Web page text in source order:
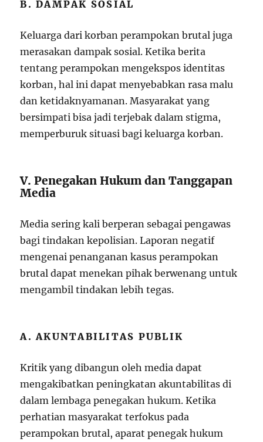
B. DAMPAK SOSIAL
Keluarga dari korban perampokan brutal juga
merasakan dampak sosial. Ketika berita
tentang perampokan mengekspos identitas
korban, hal ini dapat menyebabkan rasa malu
dan ketidaknyamanan. Masyarakat yang
bersimpati bisa jadi terjebak dalam stigma,
memperburuk situasi bagi keluarga korban.
V. Penegakan Hukum dan Tanggapan
Media
Media sering kali berperan sebagai pengawas
bagi tindakan kepolisian. Laporan negatif
mengenai penanganan kasus perampokan
brutal dapat menekan pihak berwenang untuk
mengambil tindakan lebih tegas.
A. AKUNTABILITAS PUBLIK
Kritik yang dibangun oleh media dapat
mengakibatkan peningkatan akuntabilitas di
dalam lembaga penegakan hukum. Ketika
perhatian masyarakat terfokus pada
perampokan brutal, aparat penegak hukum